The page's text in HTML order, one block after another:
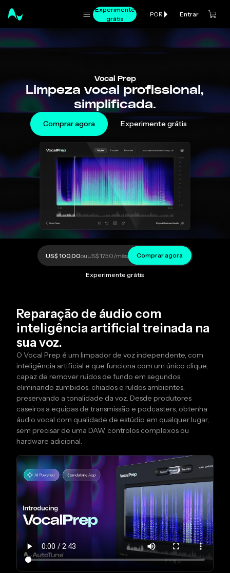
Experimente
grátis
POR Entrar
Vocal Prep
Limpeza vocal profissional,
simplificada.
Comprar agora Experimente grátis
US$ 100,00ouUS$ 17,50/mês Comprar agora
Experimente grátis
Reparação de áudio com
inteligência artificial treinada na
sua voz.
O Vocal Prep é um limpador de voz independente, com
inteligência artificial e que funciona com um único clique,
capaz de remover ruídos de fundo em segundos,
eliminando zumbidos, chiados e ruídos ambientes,
preservando a tonalidade da voz. Desde produtores
caseiros a equipas de transmissão e podcasters, obtenha
áudio vocal com qualidade de estúdio em qualquer lugar,
sem precisar de uma DAW, controlos complexos ou
hardware adicional.